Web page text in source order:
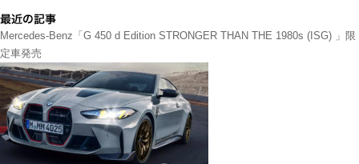
Mercedes-Benz「G 450 d Edition STRONGER THAN THE 1980s (ISG) 」限
定車発売